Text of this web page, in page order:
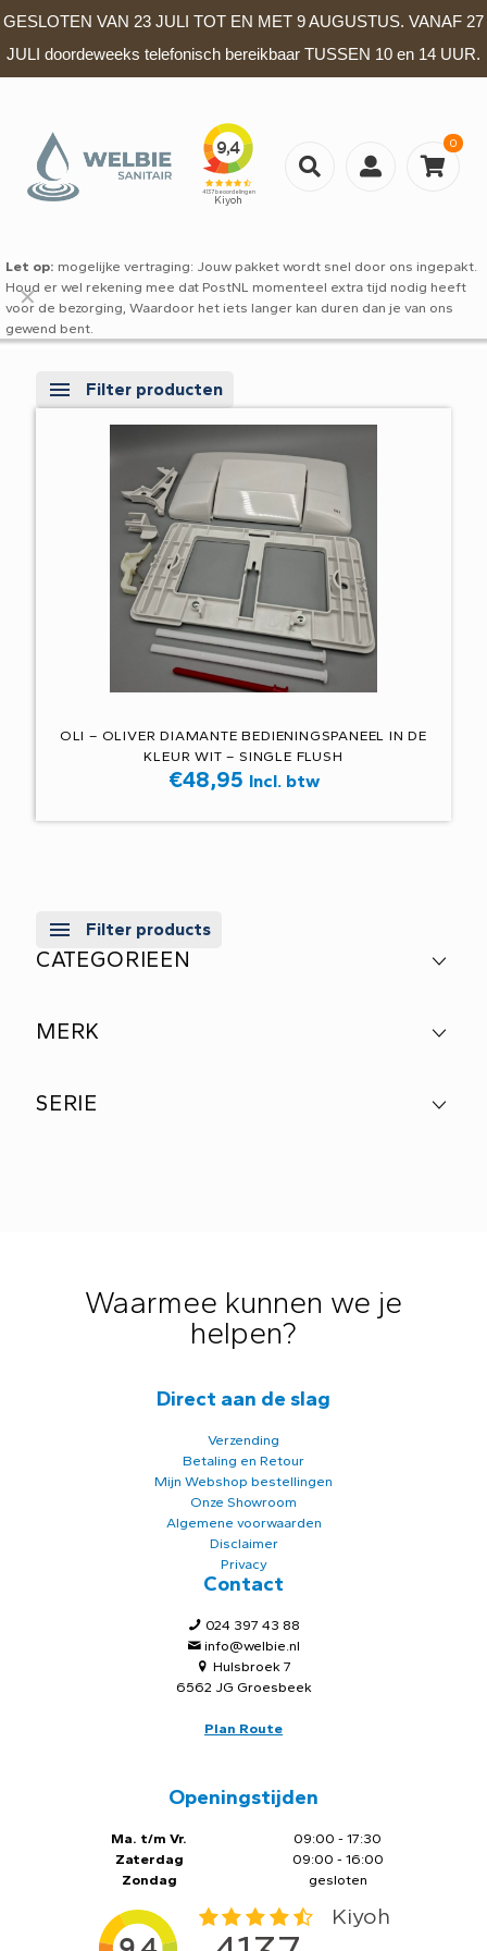
GESLOTEN VAN 23 JULI TOT EN MET 9 AUGUSTUS. VANAF 27
JULI doordeweeks telefonisch bereikbaar TUSSEN 10 en 14 UUR.
0
Let op: mogelijke vertraging: Jouw pakket wordt snel door ons ingepakt.
Houd er wel rekening mee dat PostNL momenteel extra tijd nodig heeft
voor de bezorging, Waardoor het iets langer kan duren dan je van ons
gewend bent.
✕
Filter producten
OLI – OLIVER DIAMANTE BEDIENINGSPANEEL IN DE
KLEUR WIT – SINGLE FLUSH
€48,95 Incl. btw
Filter products
CATEGORIEEN
MERK
SERIE
Waarmee kunnen we je
helpen?
Direct aan de slag
Verzending
Betaling en Retour
Mijn Webshop bestellingen
Onze Showroom
Algemene voorwaarden
Disclaimer
Privacy
Contact
024 397 43 88
info@welbie.nl
Hulsbroek 7
6562 JG Groesbeek
Plan Route
Openingstijden
Ma. t/m Vr.
Zaterdag
Zondag
09:00 - 17:30
09:00 - 16:00
gesloten